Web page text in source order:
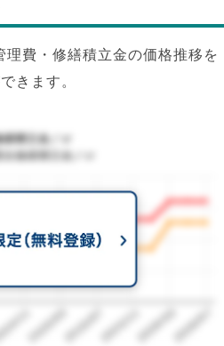
費・修繕積立金の価格推移を
きます。
繕積立金／㎡
合修繕積立金／㎡
112025/032025/072025/112026/032026/07